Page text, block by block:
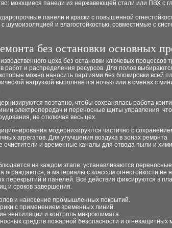
моющиеся панели из нержавеющей стали или ПВХ с
панели и краски с повышенной
шумоизоляцией и влагостойкостью, совместимые с
без остановки основных
цеха без остановки ключевых процессов
работ и распределения ресурсов. Для полов
можно наносить партиями без блокировки всей
нагрузкой выполняется ночью или в сменах с
поэтапно, чтобы сохранялась работа
электропередач и переносные щиты управления,
не отключая весь цех.
модернизируются частично с
агрегатов. Для улучшения воздуха в зонах ремонта
очистители и временные каналы для отвода пыли и
на каждом этапе: устанавливаются переносные
ограждаются, а материалы с классом огнестойкости не
перекрытий и панелей. Все действия фиксируются в
и сроков завершения.
и нанесение промышленных покрытий.
с применением временных линий.
вентиляции и контроль микроклимата.
средств пожарной безопасности и огнезащитных